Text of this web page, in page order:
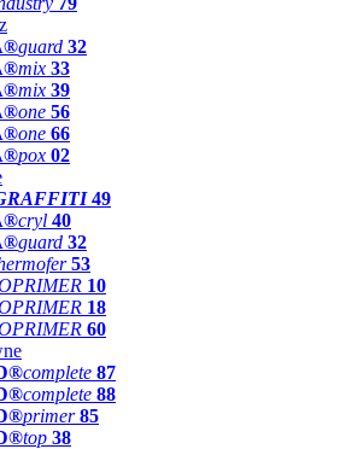
guard 32
mix 33
mix 39
one 56
one 66
pox 02
49
cryl 40
guard 32
53
10
18
60
complete 87
complete 88
primer 85
top 38